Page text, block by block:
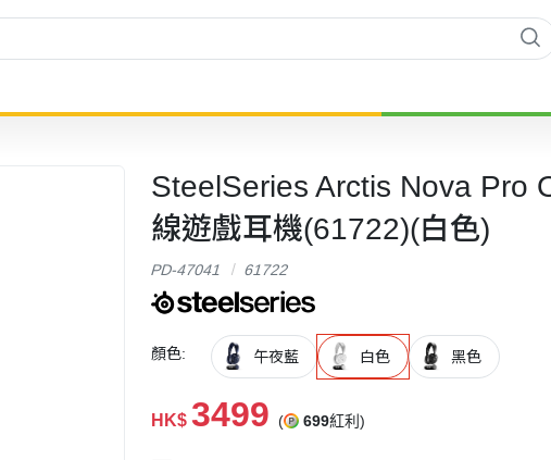
SteelSeries Arctis Nova Pro
線遊戲耳機(61722)(白色)
PD-47041 61722
顏色: 午夜藍 白色 黑色
HK$ 3499 ( 699紅利)